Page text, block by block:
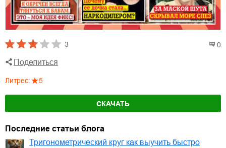
3 0
Поделиться
Литрес: 5
СКАЧАТЬ
Последние статьи блога
Тригонометрический круг как выучить быстро